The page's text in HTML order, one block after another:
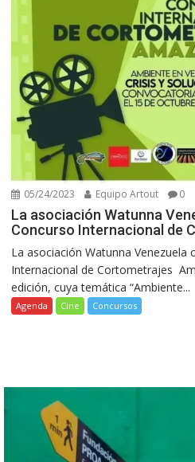
05/24/2023 Equipo Artout 0
La asociación Watunna
Concurso Internacional de
La asociación Watunna Venezuela
Internacional de Cortometrajes
edición, cuya temática “Ambiente...
Agenda Cine Concursos